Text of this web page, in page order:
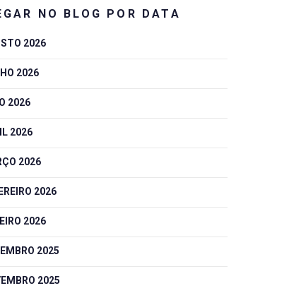
NO BLOG POR DATA
2026
2026
2026
2026
2026
2026
2026
2025
2025